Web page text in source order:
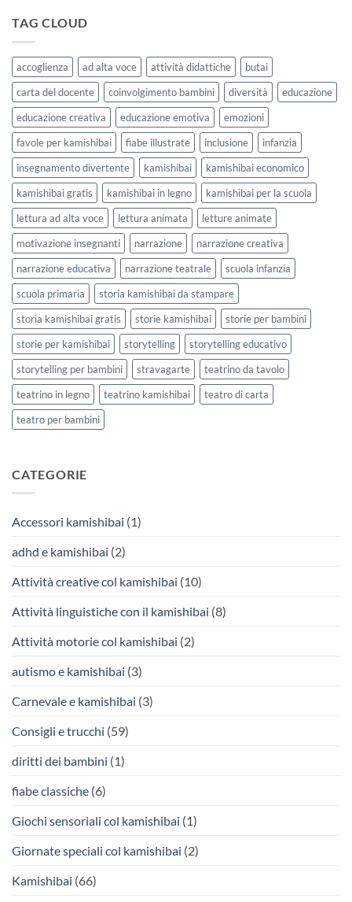
Settembre
2026
lavorare
sull’accoglienza
a
scuola
TAG CLOUD
accoglienza ad alta voce attività didattiche
butai
carta del docente
coinvolgimento bambini diversità
educazione
educazione creativa
educazione emotiva
emozioni
favole per kamishibai
fiabe illustrate inclusione
infanzia
insegnamento divertente
kamishibai
kamishibai economico
kamishibai gratis
kamishibai in legno
kamishibai per la scuola
lettura ad alta voce
lettura animata
letture animate
motivazione insegnanti
narrazione
narrazione creativa
narrazione educativa
narrazione teatrale
scuola infanzia
scuola primaria
storia kamishibai da stampare
storia kamishibai gratis
storie kamishibai
storie per bambini
storie per kamishibai
storytelling
storytelling educativo
storytelling per bambini
stravagarte
teatrino da tavolo
teatrino in legno
teatrino kamishibai
teatro di carta
teatro per bambini
CATEGORIE
Accessori kamishibai (1)
adhd e kamishibai (2)
Attività creative col kamishibai (10)
Attività linguistiche con il kamishibai (8)
Attività motorie col kamishibai (2)
autismo e kamishibai (3)
Carnevale e kamishibai (3)
Consigli e trucchi (59)
diritti dei bambini (1)
fiabe classiche (6)
Giochi sensoriali col kamishibai (1)
Giornate speciali col kamishibai (2)
Kamishibai (66)